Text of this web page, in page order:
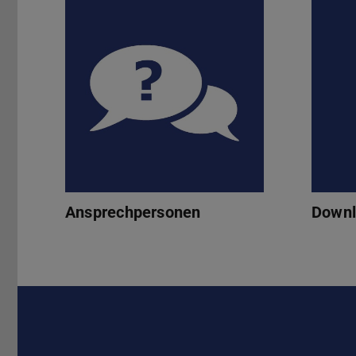
Ansprechpersonen